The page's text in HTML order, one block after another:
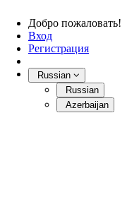
Добро пожаловать!
Вход
Регистрация
Russian
Russian
Azerbaijan